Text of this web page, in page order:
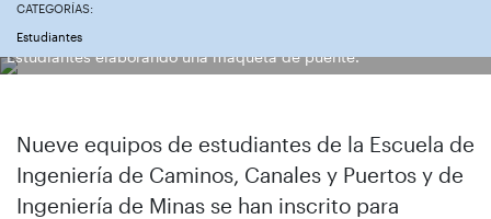
CATEGORÍAS:
Estudiantes
Estudiantes elaborando una maqueta de puente.
Nueve equipos de estudiantes de la Escuela de
Ingeniería de Caminos, Canales y Puertos y de
Ingeniería de Minas se han inscrito para